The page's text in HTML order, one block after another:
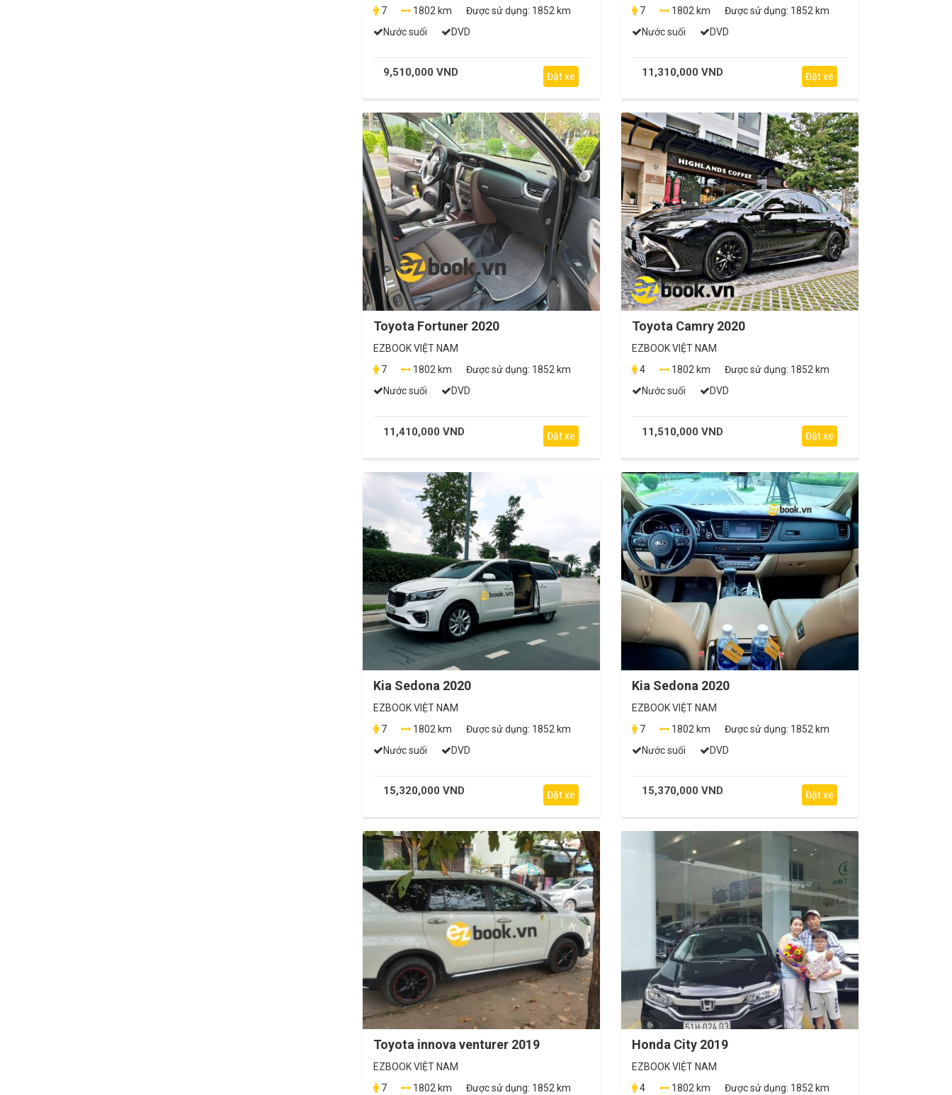
7
1802 km Được sử dụng: 1852 km
Nước suối
DVD
9,510,000 VND Đặt xe
7
1802 km Được sử dụng: 1852 km
Nước suối
DVD
11,310,000 VND Đặt xe
Toyota Fortuner 2020
EZBOOK VIỆT NAM
7
1802 km Được sử dụng: 1852 km
Nước suối
DVD
11,410,000 VND Đặt xe
Toyota Camry 2020
EZBOOK VIỆT NAM
4
1802 km Được sử dụng: 1852 km
Nước suối
DVD
11,510,000 VND Đặt xe
Kia Sedona 2020
EZBOOK VIỆT NAM
7
1802 km Được sử dụng: 1852 km
Nước suối
DVD
15,320,000 VND Đặt xe
Kia Sedona 2020
EZBOOK VIỆT NAM
7
1802 km Được sử dụng: 1852 km
Nước suối
DVD
15,370,000 VND Đặt xe
Toyota innova venturer 2019
EZBOOK VIỆT NAM
7
1802 km Được sử dụng: 1852 km
Honda City 2019
EZBOOK VIỆT NAM
4
1802 km Được sử dụng: 1852 km